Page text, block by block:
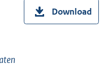
Download